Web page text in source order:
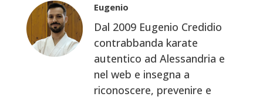
Eugenio
Dal 2009 Eugenio Credidio
contrabbanda karate
autentico ad Alessandria e
nel web e insegna a
riconoscere, prevenire e